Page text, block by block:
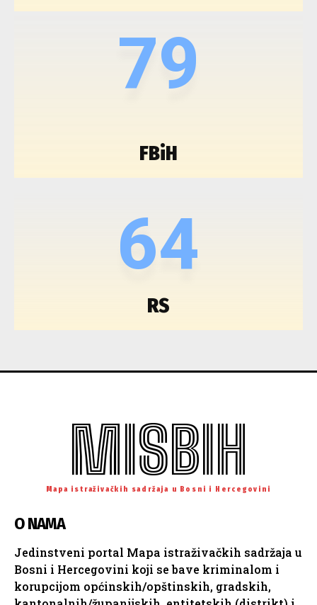
79
FBiH
64
RS
MISBIH
Mapa istraživačkih sadržaja u Bosni i Hercegovini
O NAMA
Jedinstveni portal Mapa istraživačkih sadržaja u
Bosni i Hercegovini koji se bave kriminalom i
korupcijom općinskih/opštinskih, gradskih,